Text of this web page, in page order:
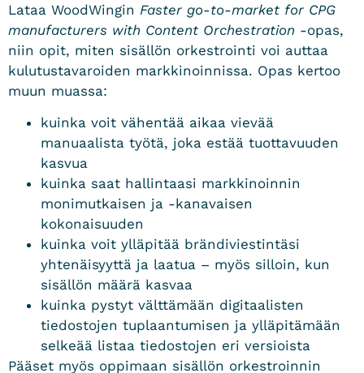
Lataa WoodWingin Faster go-to-market for CPG
manufacturers with Content Orchestration -opas,
niin opit, miten sisällön orkestrointi voi auttaa
kulutustavaroiden markkinoinnissa. Opas kertoo
muun muassa:
kuinka voit vähentää aikaa vievää
manuaalista työtä, joka estää tuottavuuden
kasvua
kuinka saat hallintaasi markkinoinnin
monimutkaisen ja -kanavaisen
kokonaisuuden
kuinka voit ylläpitää brändiviestintäsi
yhtenäisyyttä ja laatua – myös silloin, kun
sisällön määrä kasvaa
kuinka pystyt välttämään digitaalisten
tiedostojen tuplaantumisen ja ylläpitämään
selkeää listaa tiedostojen eri versioista
Pääset myös oppimaan sisällön orkestroinnin